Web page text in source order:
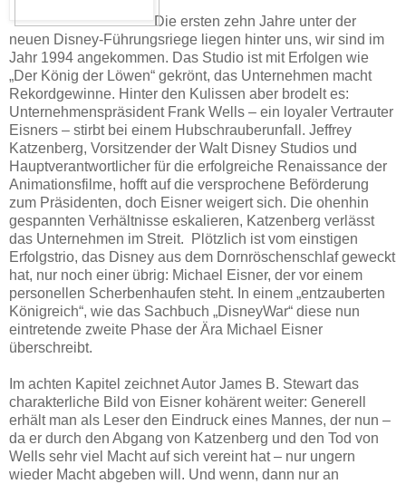
Die ersten zehn Jahre unter der
neuen Disney-Führungsriege liegen hinter uns, wir sind im
Jahr 1994 angekommen. Das Studio ist mit Erfolgen wie
„Der König der Löwen“ gekrönt, das Unternehmen macht
Rekordgewinne. Hinter den Kulissen aber brodelt es:
Unternehmenspräsident Frank Wells – ein loyaler Vertrauter
Eisners – stirbt bei einem Hubschrauberunfall. Jeffrey
Katzenberg, Vorsitzender der Walt Disney Studios und
Hauptverantwortlicher für die erfolgreiche Renaissance der
Animationsfilme, hofft auf die versprochene Beförderung
zum Präsidenten, doch Eisner weigert sich. Die ohenhin
gespannten Verhältnisse eskalieren, Katzenberg verlässt
das Unternehmen im Streit.
Plötzlich ist vom einstigen
Erfolgstrio, das Disney aus dem Dornröschenschlaf geweckt
hat, nur noch einer übrig: Michael Eisner, der vor einem
personellen Scherbenhaufen steht. In einem „entzauberten
Königreich“, wie das Sachbuch „DisneyWar“ diese nun
eintretende zweite Phase der Ära Michael Eisner
überschreibt.
Im achten Kapitel zeichnet Autor James B. Stewart das
charakterliche Bild von Eisner kohärent weiter: Generell
erhält man als Leser den Eindruck eines Mannes, der nun –
da er durch den Abgang von Katzenberg und den Tod von
Wells sehr viel Macht auf sich vereint hat – nur ungern
wieder Macht abgeben will. Und wenn, dann nur an